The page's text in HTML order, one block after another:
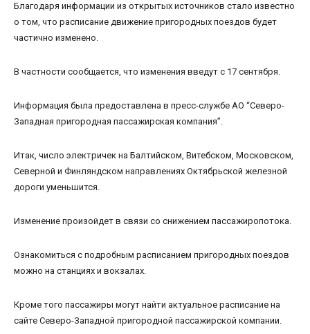
Благодаря информации из открытых источников стало известно
о том, что расписание движение пригородных поездов будет
частично изменено.
В частности сообщается, что изменения введут с 17 сентября.
Информация была предоставлена в пресс-службе АО “Северо-
Западная пригородная пассажирская компания”.
Итак, число электричек на Балтийском, Витебском, Московском,
Северной и Финляндском направлениях Октябрьской железной
дороги уменьшится.
Изменение произойдет в связи со снижением пассажиропотока.
Ознакомиться с подробным расписанием пригородных поездов
можно на станциях и вокзалах.
Кроме того пассажиры могут найти актуальное расписание на
сайте Северо-Западной пригородной пассажирской компании.